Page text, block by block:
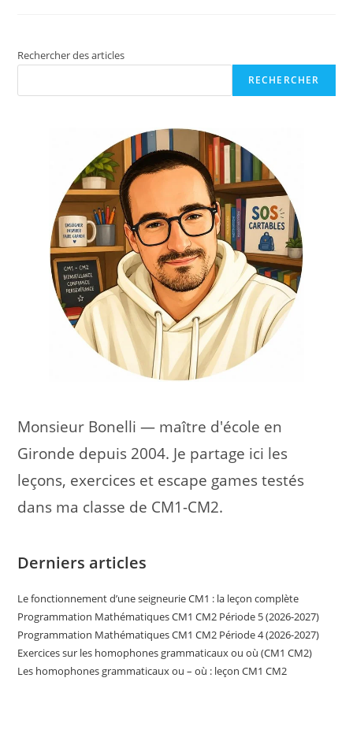
Rechercher des articles
RECHERCHER
Monsieur Bonelli — maître d'école en
Gironde depuis 2004. Je partage ici les
leçons, exercices et escape games testés
dans ma classe de CM1-CM2.
Derniers articles
Le fonctionnement d’une seigneurie CM1 : la leçon complète
Programmation Mathématiques CM1 CM2 Période 5 (2026-2027)
Programmation Mathématiques CM1 CM2 Période 4 (2026-2027)
Exercices sur les homophones grammaticaux ou où (CM1 CM2)
Les homophones grammaticaux ou – où : leçon CM1 CM2